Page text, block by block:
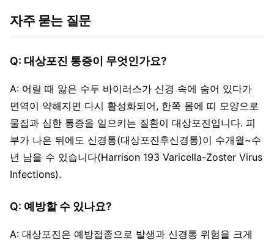
자주 묻는 질문
Q: 대상포진 통증이 무엇인가요?
A: 어릴 때 앓은 수두 바이러스가 신경 속에 숨어 있다가
면역이 약해지면 다시 활성화되어, 한쪽 몸에 띠 모양으로
물집과 심한 통증을 일으키는 질환이 대상포진입니다. 피
부가 나은 뒤에도 신경통(대상포진후신경통)이 수개월~수
년 남을 수 있습니다(Harrison 193 Varicella-Zoster Virus
Infections).
Q: 예방할 수 있나요?
A: 대상포진은 예방접종으로 발생과 신경통 위험을 크게